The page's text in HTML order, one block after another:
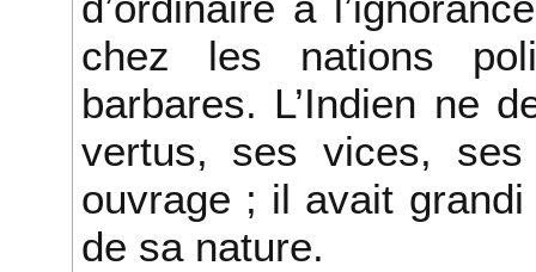
chez les nations
barbares. L’Indien ne
vertus, ses vices,
ouvrage ; il avait grandi
de sa nature.